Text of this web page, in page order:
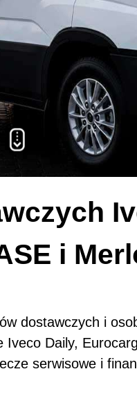
i
dostawczych i
Daily,
serwisowe i